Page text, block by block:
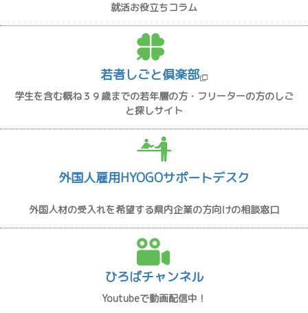
就活お役立ちコラム
若者しごと倶楽部
学生を含む概ね３９歳までの若年層の方・フリーターの方のしご
と探しサイト
外国人雇用HYOGOサポートデスク
外国人材の受入れを希望する県内企業の方向けの相談窓口
ひろばチャンネル
Youtubeで動画配信中！